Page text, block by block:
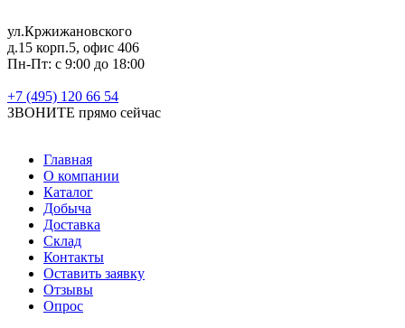
ул.Кржижановского
д.15 корп.5, офис 406
Пн-Пт: с 9:00 до 18:00
+7 (495) 120 66 54
ЗВОНИТЕ прямо сейчас
Главная
О компании
Каталог
Добыча
Доставка
Склад
Контакты
Оставить заявку
Отзывы
Опрос